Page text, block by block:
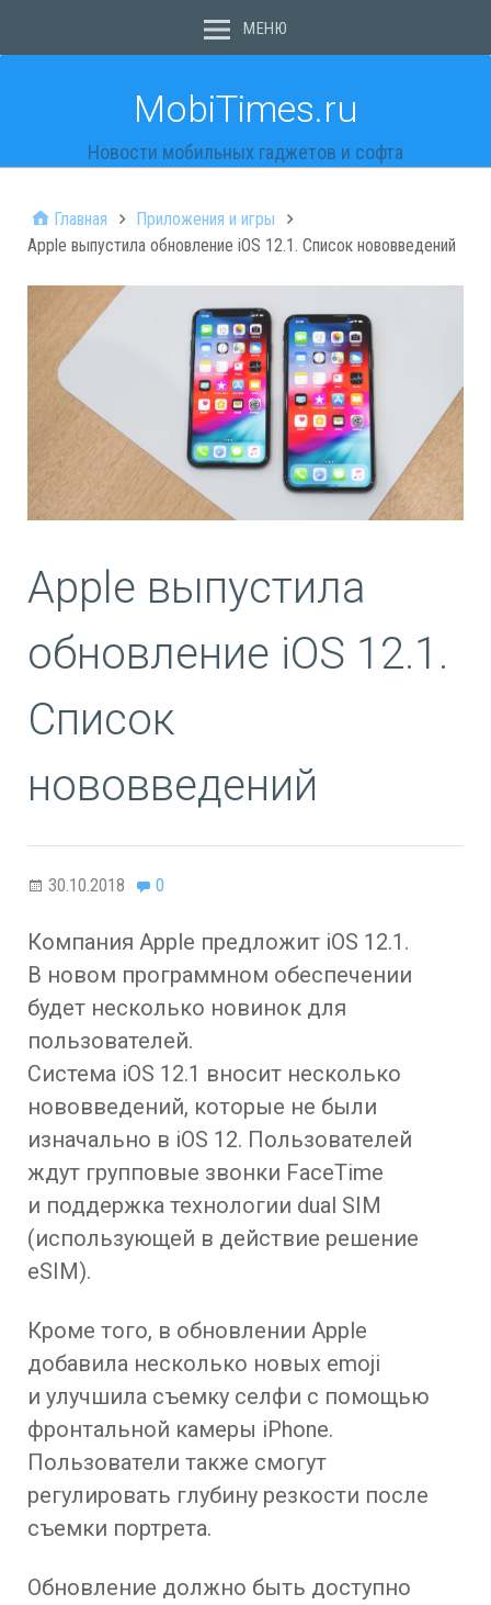
МЕНЮ
MobiTimes.ru
Новости мобильных гаджетов и софта
Главная
Приложения и игры
Apple выпустила обновление iOS 12.1. Список нововведений
Apple выпустила
обновление iOS 12.1.
Список
нововведений
30.10.2018 0
Компания Apple предложит iOS 12.1.
В новом программном обеспечении
будет несколько новинок для
пользователей.
Система iOS 12.1 вносит несколько
нововведений, которые не были
изначально в iOS 12. Пользователей
ждут групповые звонки FaceTime
и поддержка технологии dual SIM
(использующей в действие решение
eSIM).
Кроме того, в обновлении Apple
добавила несколько новых emoji
и улучшила съемку селфи с помощью
фронтальной камеры iPhone.
Пользователи также смогут
регулировать глубину резкости после
съемки портрета.
Обновление должно быть доступно